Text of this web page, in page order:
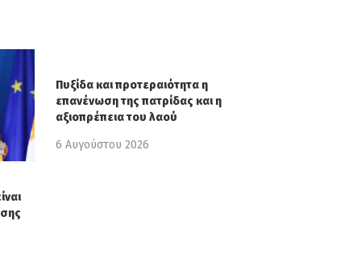
Πυξίδα και προτεραιότητα η
επανένωση της πατρίδας και η
αξιοπρέπεια του λαού
6 Αυγούστου 2026